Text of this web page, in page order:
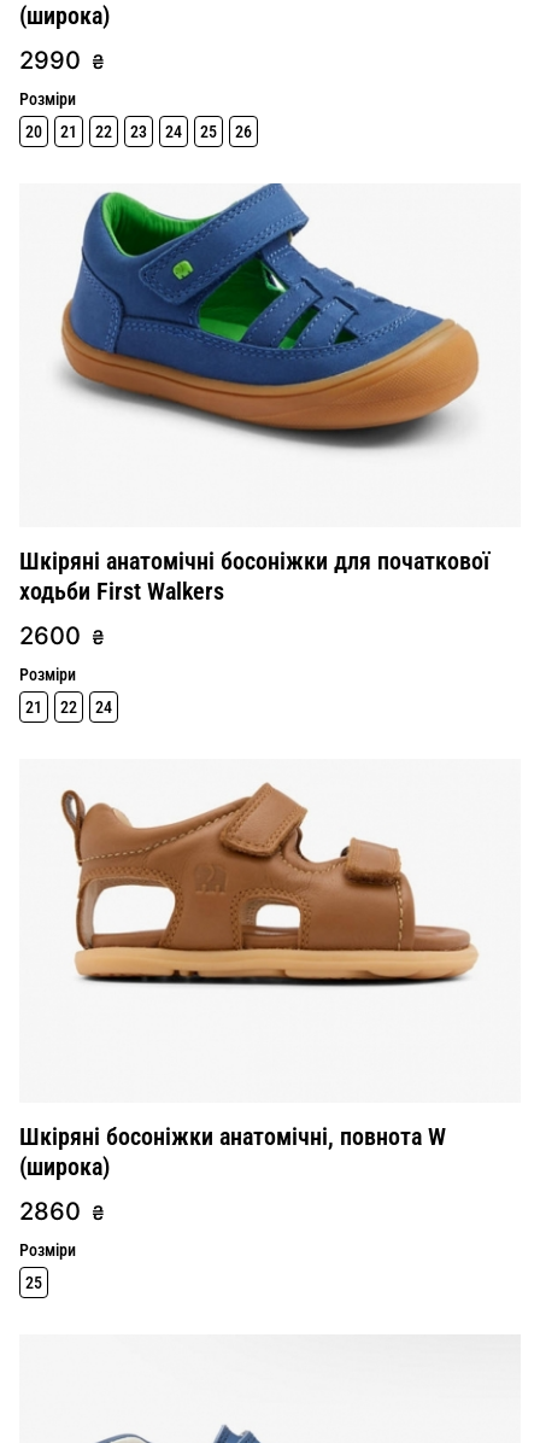
(широка)
2990 ₴
Розміри
20
21 22 23 24 25 26
Шкіряні анатомічні босоніжки для початкової
ходьби First Walkers
2600 ₴
Розміри
21
22 24
Шкіряні босоніжки анатомічні, повнота W
(широка)
2860 ₴
Розміри
25